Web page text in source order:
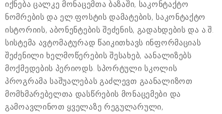
იქნება ცალკე მონაცემთა ბაზაში, საკონტაქტო
ნომრების და ელ.ფოსტის დამატების, საკონტაქტო
ისტორიის, აბონენტების შეძენის, გადახდების და ა.შ.
სისტემა ავტომატურად წაიკითხავს ინფორმაციას
შეძენილი ხელმოწერების შესახებ, აანალიზებს
მოქმედების პერიოდს. სპორტული სკოლის
პროგრამა საშუალებას გაძლევთ გაანალიზოთ
მომხმარებელთა დასწრების მონაცემები და
გამოავლინოთ ყველაზე რეგულარული,